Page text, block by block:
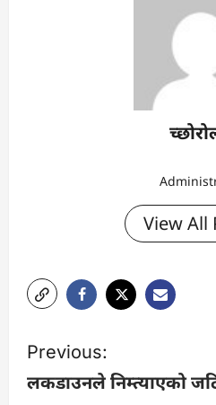
View All
P
o
Previous:
लकडाउनले निम्त्याएको